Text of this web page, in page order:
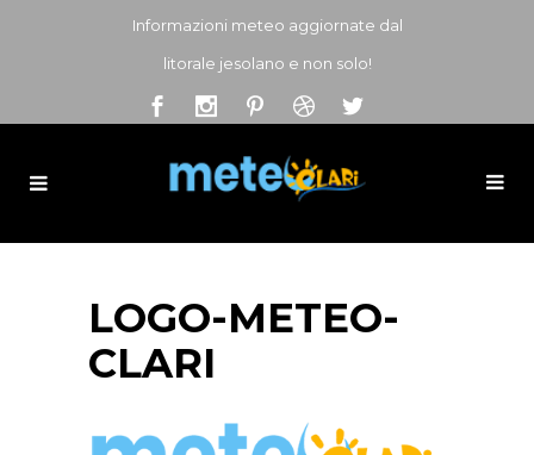
Informazioni meteo aggiornate dal
litorale jesolano e non solo!
LOGO-METEO-
CLARI